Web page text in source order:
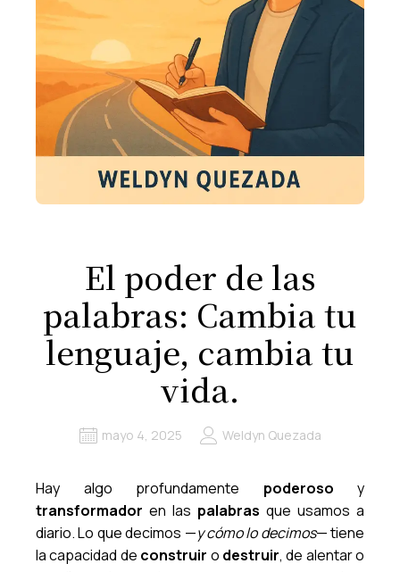
El poder de las
palabras: Cambia tu
lenguaje, cambia tu
vida.
mayo 4, 2025 Weldyn Quezada
Hay algo profundamente poderoso y
transformador en las palabras que usamos a
diario. Lo que decimos —y cómo lo decimos— tiene
la capacidad de construir o destruir, de alentar o